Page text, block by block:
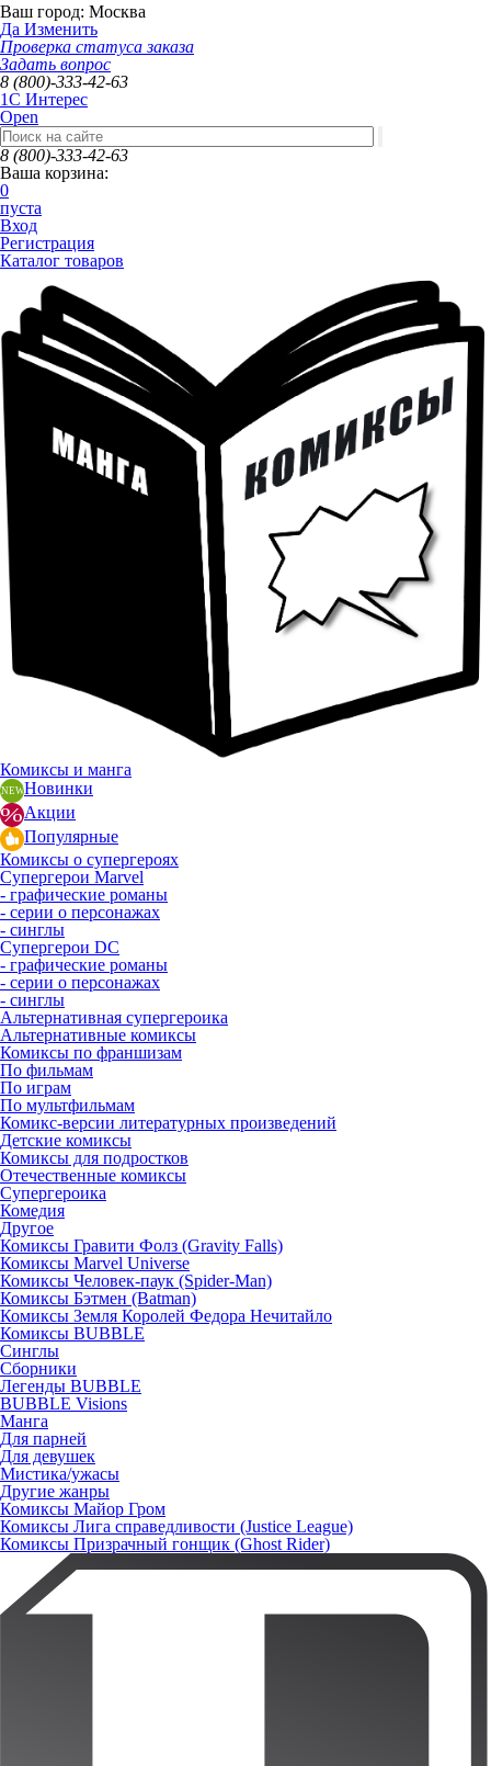
Ваш город: Москва
Да Изменить
Проверка статуса заказа
Задать вопрос
8 (800)-333-42-63
1C Интерес
Open
8 (800)-333-42-63
Ваша корзина:
0
пуста
Вход
Регистрация
Каталог товаров
Комиксы и манга
Новинки
Акции
Популярные
Комиксы о супергероях
Супергерои Marvel
- графические романы
- серии о персонажах
- синглы
Супергерои DC
- графические романы
- серии о персонажах
- синглы
Альтернативная супергероика
Альтернативные комиксы
Комиксы по франшизам
По фильмам
По играм
По мультфильмам
Комикс-версии литературных произведений
Детские комиксы
Комиксы для подростков
Отечественные комиксы
Супергероика
Комедия
Другое
Комиксы Гравити Фолз (Gravity Falls)
Комиксы Marvel Universe
Комиксы Человек-паук (Spider-Man)
Комиксы Бэтмен (Batman)
Комиксы Земля Королей Федора Нечитайло
Комиксы BUBBLE
Синглы
Сборники
Легенды BUBBLE
BUBBLE Visions
Манга
Для парней
Для девушек
Мистика/ужасы
Другие жанры
Комиксы Майор Гром
Комиксы Лига справедливости (Justice League)
Комиксы Призрачный гонщик (Ghost Rider)